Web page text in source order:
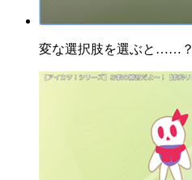
変な選択肢を選ぶと……？